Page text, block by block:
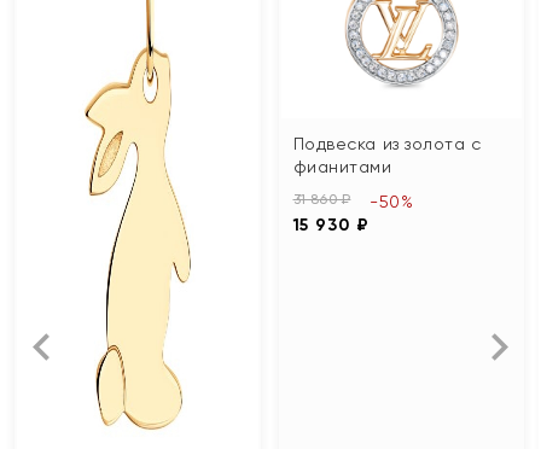
Подвеска из золота с
фианитами
31 860 ₽
15 930 ₽
-50%